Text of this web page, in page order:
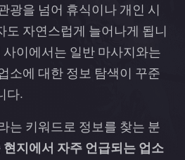
광을 넘어 휴식이나 개인 시
도 자연스럽게 늘어나게 됩니
이에서는 일반 마사지와는
소에 대한 정보 탐색이 꾸준
다.
는 키워드로 정보를 찾는 분
현지에서 자주 언급되는 업소